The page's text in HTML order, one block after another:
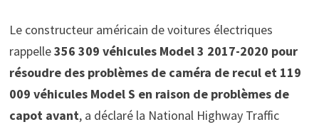
Le constructeur américain de voitures électriques
rappelle356 309 véhicules Model 3 2017-2020 pour
résoudre des problèmes de caméra de recul et 119
009 véhicules Model S en raison de problèmes de
capot avant, a déclaré la National Highway Traffic